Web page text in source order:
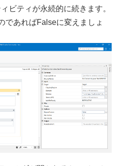
ビティが永続的に続きます。
であればFalseに変えましょ